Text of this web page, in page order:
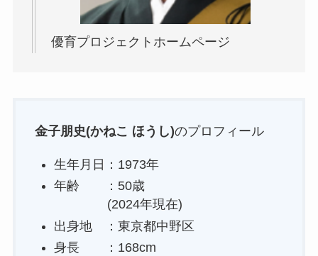
優育プロジェクトホームページ
金子朋史(かねこ ほうし)のプロフィール
生年月日：1973年
年齢 ：50歳
(2024年現在)
出身地 ：東京都中野区
身長 ：168cm